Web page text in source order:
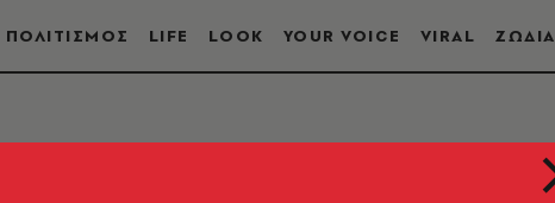
ΠΟΛΙΤΙΣΜΟΣ LIFE LOOK YOUR VOICE VIRAL ΖΩΔΙΑ